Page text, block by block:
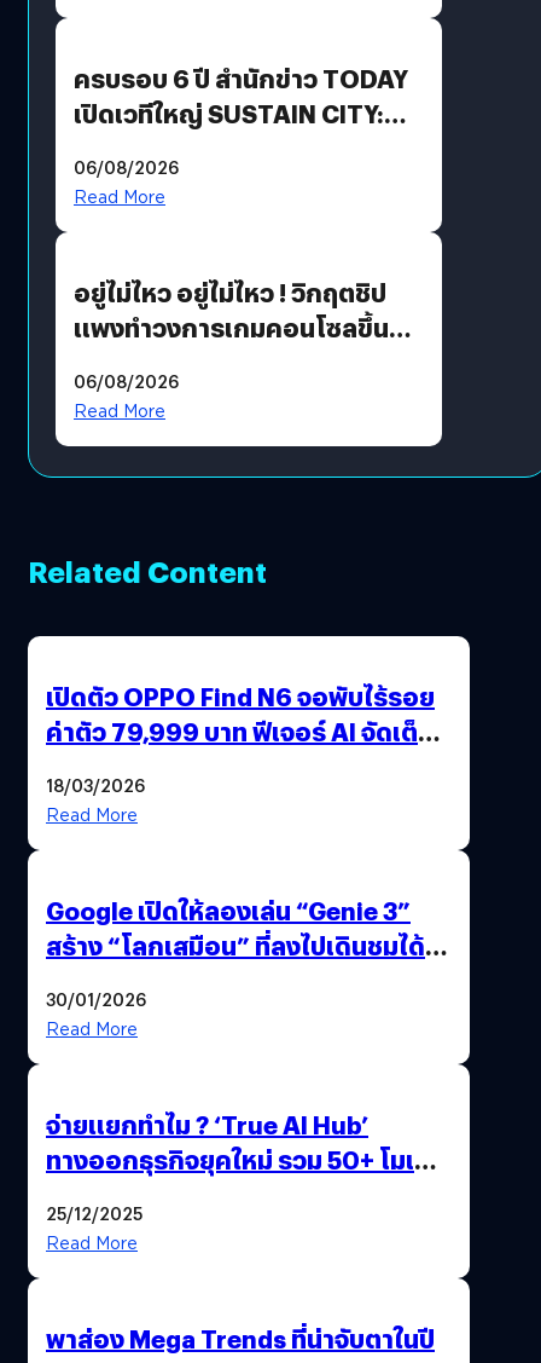
ครบรอบ 6 ปี สำนักข่าว TODAY
เปิดเวทีใหญ่ SUSTAIN CITY:
แนวทางปรับตัวสู่เศรษฐกิจสี
06/08/2026
Read More
อยู่ไม่ไหว อยู่ไม่ไหว ! วิกฤตชิป
แพงทำวงการเกมคอนโซลขึ้น
?
06/08/2026
Read More
Related Content
เปิดตัว OPPO Find N6 จอพับไร้รอย
ค่าตัว 79,999 บาท ฟีเจอร์ AI จัดเต็ม
18/03/2026
Read More
Google เปิดให้ลองเล่น “Genie 3”
สร้าง “โลกเสมือน” ที่ลงไปเดินชมได้
30/01/2026
Read More
จ่ายแยกทำไม ? ‘True AI Hub’
ทางออกธุรกิจยุคใหม่ รวม 50+ โมเดล
25/12/2025
Read More
พาส่อง Mega Trends ที่น่าจับตาในปี